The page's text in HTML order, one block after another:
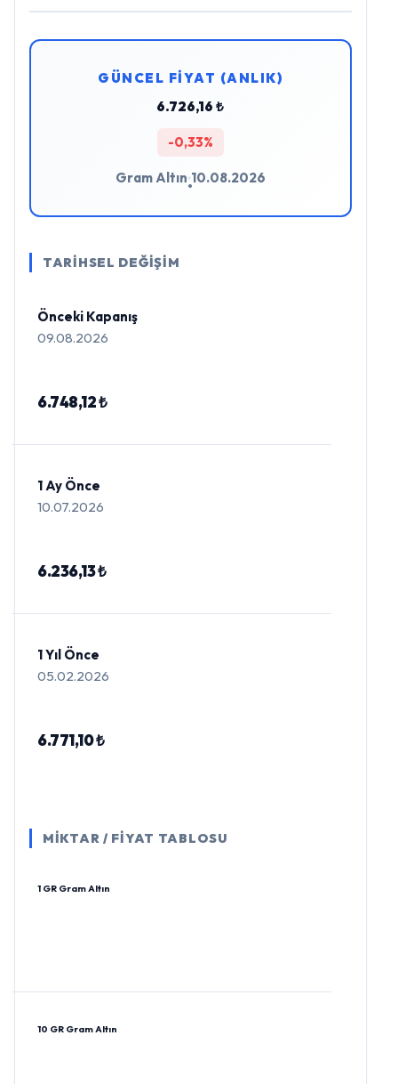
GÜNCEL FİYAT (ANLIK)
6.726,16 ₺
-0,33%
Gram Altın
•
10.08.2026
TARİHSEL DEĞİŞİM
Önceki Kapanış
09.08.2026
6.748,12 ₺
1 Ay Önce
10.07.2026
6.236,13 ₺
1 Yıl Önce
05.02.2026
6.771,10 ₺
MİKTAR / FİYAT TABLOSU
1 GR Gram Altın
10 GR Gram Altın